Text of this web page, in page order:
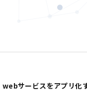
webサービスをアプリ化